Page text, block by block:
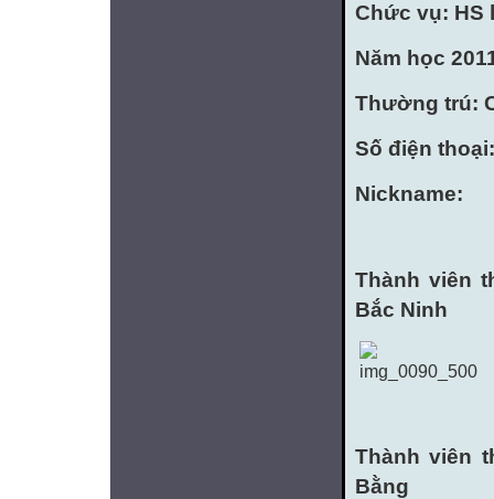
Chức vụ: HS
Năm học
Thường trú:
Số điện thoại:
Nickname:
Thành viên
Bắc Ninh
Thành viên
Bằng